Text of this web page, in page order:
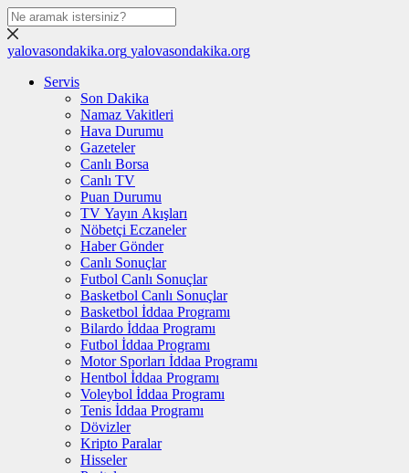
yalovasondakika.org yalovasondakika.org
Servis
Son Dakika
Namaz Vakitleri
Hava Durumu
Gazeteler
Canlı Borsa
Canlı TV
Puan Durumu
TV Yayın Akışları
Nöbetçi Eczaneler
Haber Gönder
Canlı Sonuçlar
Futbol Canlı Sonuçlar
Basketbol Canlı Sonuçlar
Basketbol İddaa Programı
Bilardo İddaa Programı
Futbol İddaa Programı
Motor Sporları İddaa Programı
Hentbol İddaa Programı
Voleybol İddaa Programı
Tenis İddaa Programı
Dövizler
Kripto Paralar
Hisseler